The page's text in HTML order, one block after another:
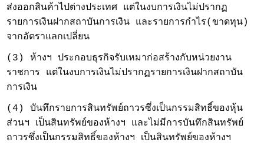
ส่งออกสินค้าไปต่างประเทศ แต่ในงบการเงินไม่ปรากฏ
รายการเงินฝากสถาบันการเงิน และรายการกำไร(ขาดทุน)
จากอัตราแลกเปลี่ยน
(3) ห้างฯ ประกอบธุรกิจรับเหมาก่อสร้างกับหน่วยงาน
ราชการ แต่ในงบการเงินไม่ปรากฏรายการเงินฝากสถาบัน
การเงิน
(4) บันทึกรายการสินทรัพย์ถาวรซึ่งเป็นกรรมสิทธิ์ของหุ้น
ส่วนฯ เป็นสินทรัพย์ของห้างฯ และไม่มีการบันทึกสินทรัพย์
ถาวรซึ่งเป็นกรรมสิทธิ์ของห้างฯ เป็นสินทรัพย์ของห้างฯ